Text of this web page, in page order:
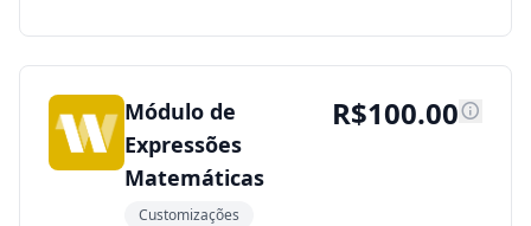
Módulo de
Expressões
Matemáticas
Customizações
R$100.00